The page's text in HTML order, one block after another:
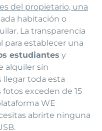
del propietario, una
habitación o
La transparencia
para establecer una
estudiantes y
alquiler sin
llegar toda esta
fotos exceden de 15
WE
abrirte ninguna